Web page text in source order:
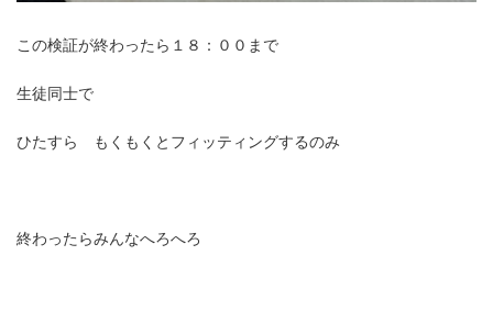
この検証が終わったら１８：００まで
生徒同士で
ひたすら もくもくとフィッティングするのみ
終わったらみんなへろへろ